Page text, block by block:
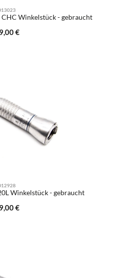
Winkelstück - gebraucht
Preis:
€
Winkelstück - gebraucht
Preis:
€